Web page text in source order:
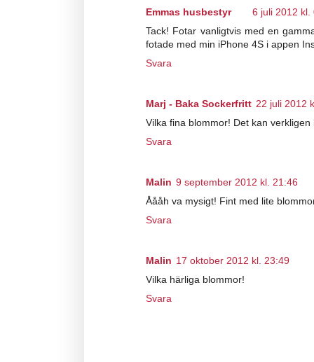
Emmas husbestyr
6 juli 2012 kl.
Tack! Fotar vanligtvis med en
fotade med min iPhone 4S i appen
Svara
Marj - Baka Sockerfritt 22 juli 2012
Vilka fina blommor! Det kan
Svara
Malin 9 september 2012 kl. 21:46
Åååh va mysigt! Fint med lite
Svara
Malin 17 oktober 2012 kl. 23:49
Vilka härliga blommor!
Svara